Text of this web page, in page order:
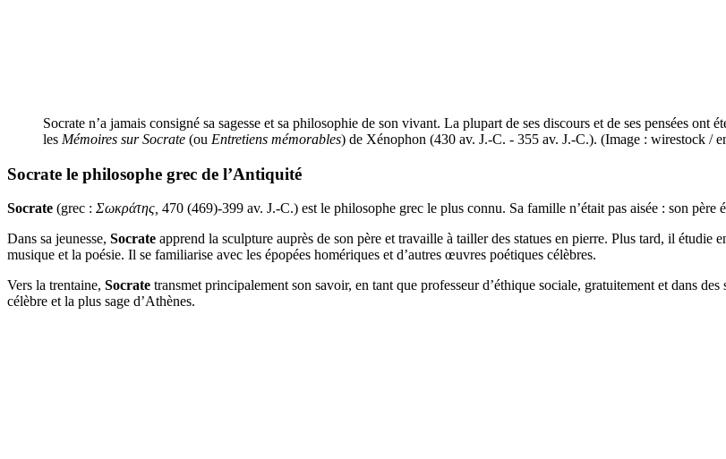
Socrate n’a jamais consigné sa sagesse et sa philosophie de son vivant. La plupart de ses discours et de ses pensées ont
les Mémoires sur Socrate (ou Entretiens mémorables) de Xénophon (430 av. J.-C. - 355 av. J.-C.). (Image : wirestock /
Socrate le philosophe grec de l’Antiquité
Socrate (grec : Σωκράτης, 470 (469)-399 av. J.-C.) est le philosophe grec le plus connu. Sa famille n’était pas aisée : son père
Dans sa jeunesse, Socrate apprend la sculpture auprès de son père et travaille à tailler des statues en pierre. Plus tard, il étudie
musique et la poésie. Il se familiarise avec les épopées homériques et d’autres œuvres poétiques célèbres.
Vers la trentaine, Socrate transmet principalement son savoir, en tant que professeur d’éthique sociale, gratuitement et dans
célèbre et la plus sage d’Athènes.